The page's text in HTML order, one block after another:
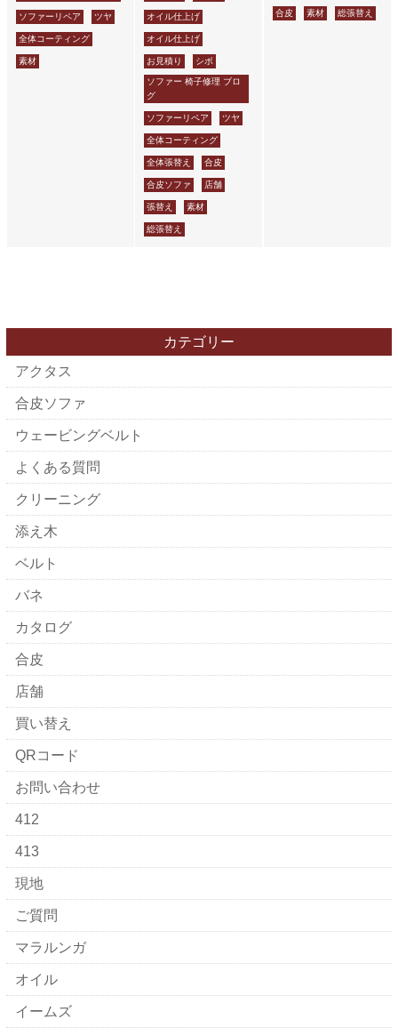
ソファーリペア ツヤ
全体コーティング
素材
オイル仕上げ
オイル仕上げ
お見積り シボ
ソファー 椅子修理 ブロ
グ
ソファーリペア ツヤ
全体コーティング
全体張替え 合皮
合皮ソファ 店舗
張替え 素材
総張替え
合皮 素材 総張替え
カテゴリー
アクタス
合皮ソファ
ウェービングベルト
よくある質問
クリーニング
添え木
ベルト
バネ
カタログ
合皮
店舗
買い替え
QRコード
お問い合わせ
412
413
現地
ご質問
マラルンガ
オイル
イームズ